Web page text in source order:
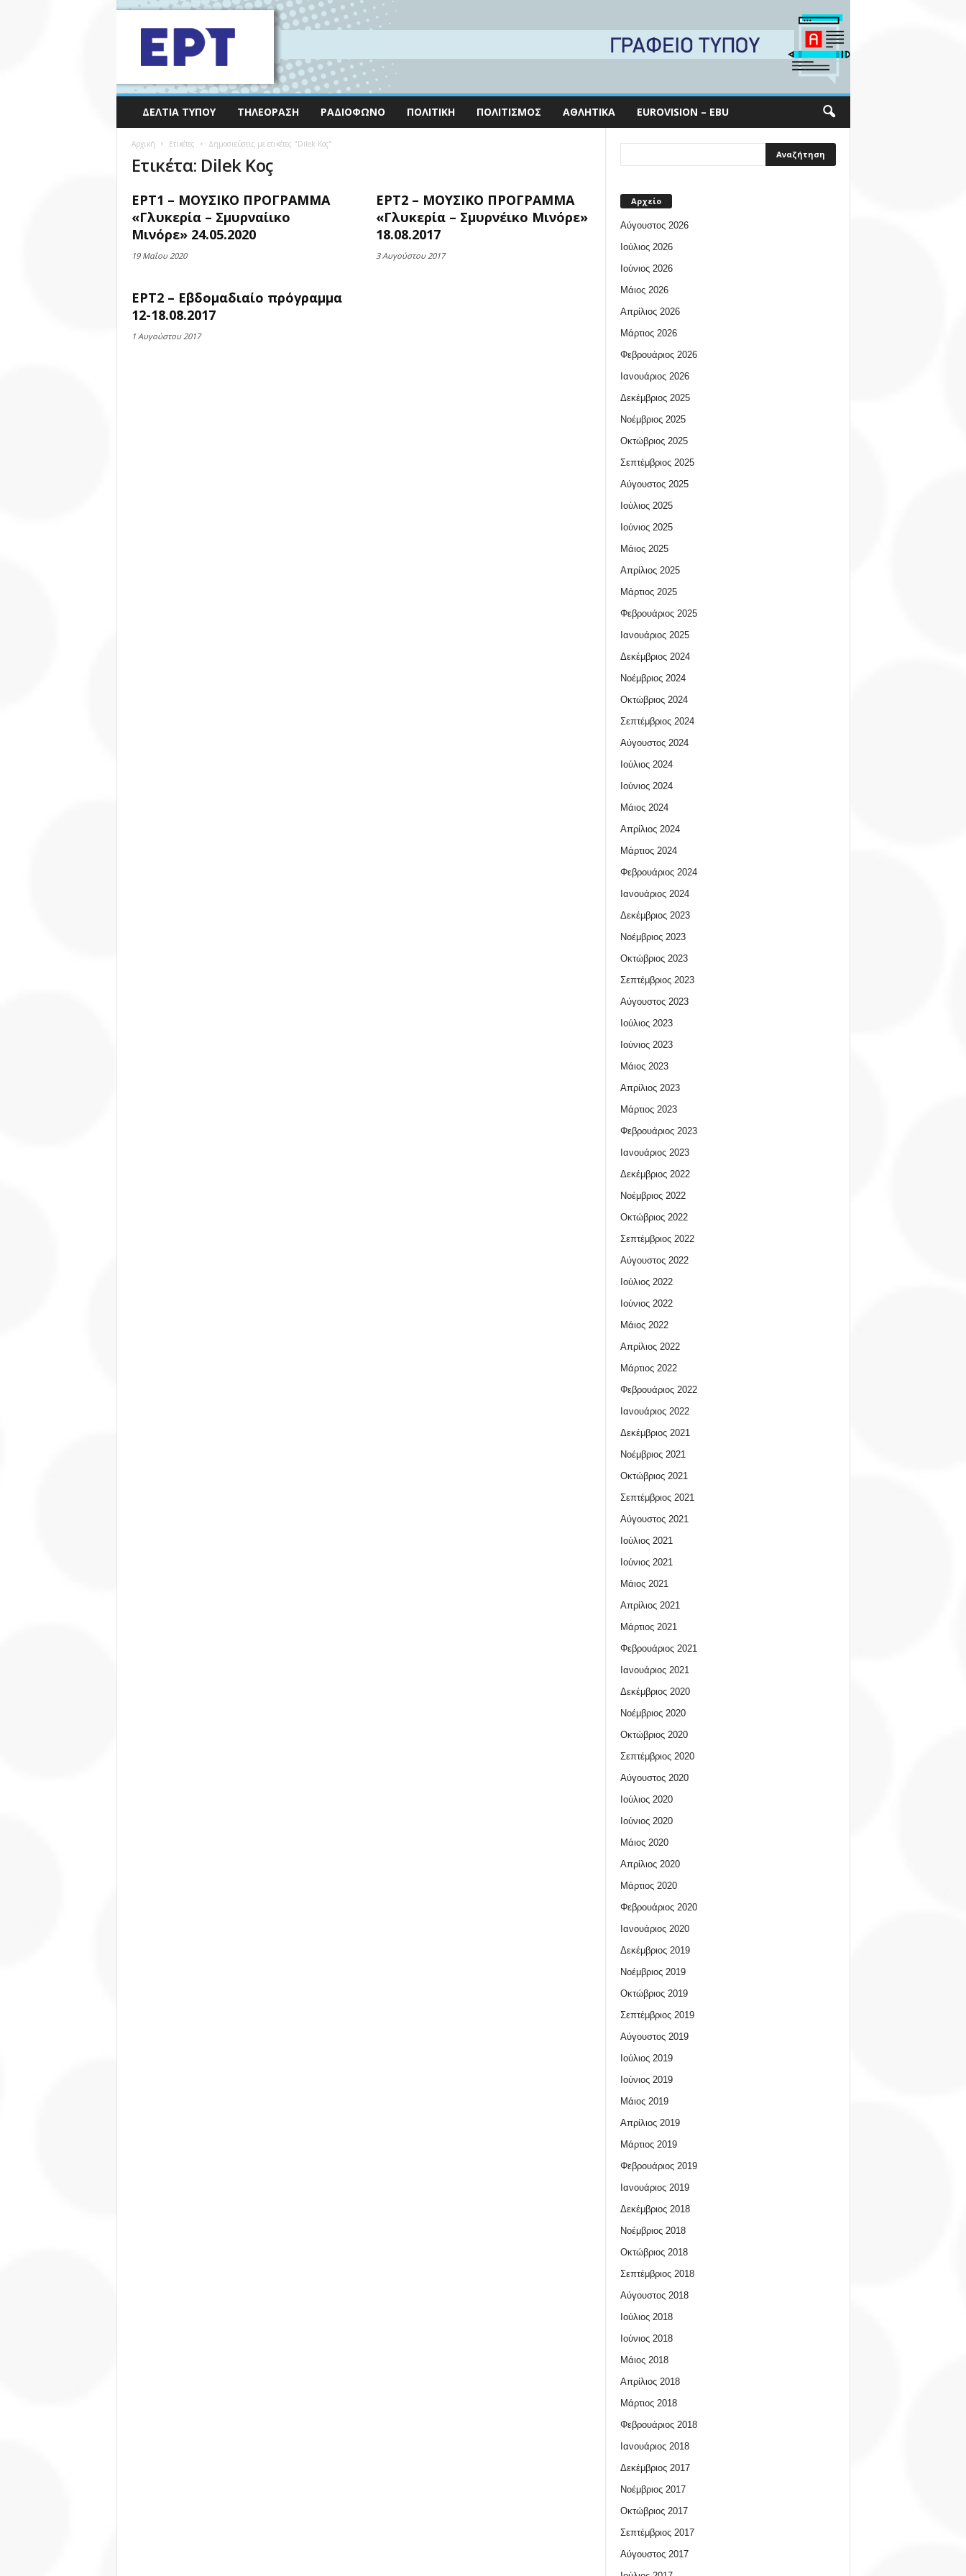
ΔΕΛΤΊΑ ΤΎΠΟΥ ΤΗΛΕΌΡΑΣΗ ΡΑΔΙΌΦΩΝΟ ΠΟΛΙΤΙΚΉ ΠΟΛΙΤΙΣΜΌΣ ΑΘΛΗΤΙΚΆ EUROVISION – EBU
Αρχική Ετικέτες Δημοσιεύσεις με ετικέτες "Dilek Koç"
Ετικέτα: Dilek Koç
ΕΡΤ1 – ΜΟΥΣΙΚΟ ΠΡΟΓΡΑΜΜΑ
«Γλυκερία – Σμυρναίικο
Μινόρε» 24.05.2020
19 Μαΐου 2020
ΕΡΤ2 – ΜΟΥΣΙΚΟ ΠΡΟΓΡΑΜΜΑ
«Γλυκερία – Σμυρνέικο Μινόρε»
18.08.2017
3 Αυγούστου 2017
ΕΡΤ2 – Εβδομαδιαίο πρόγραμμα
12-18.08.2017
1 Αυγούστου 2017
Αρχείο
Αύγουστος 2026
Ιούλιος 2026
Ιούνιος 2026
Μάιος 2026
Απρίλιος 2026
Μάρτιος 2026
Φεβρουάριος 2026
Ιανουάριος 2026
Δεκέμβριος 2025
Νοέμβριος 2025
Οκτώβριος 2025
Σεπτέμβριος 2025
Αύγουστος 2025
Ιούλιος 2025
Ιούνιος 2025
Μάιος 2025
Απρίλιος 2025
Μάρτιος 2025
Φεβρουάριος 2025
Ιανουάριος 2025
Δεκέμβριος 2024
Νοέμβριος 2024
Οκτώβριος 2024
Σεπτέμβριος 2024
Αύγουστος 2024
Ιούλιος 2024
Ιούνιος 2024
Μάιος 2024
Απρίλιος 2024
Μάρτιος 2024
Φεβρουάριος 2024
Ιανουάριος 2024
Δεκέμβριος 2023
Νοέμβριος 2023
Οκτώβριος 2023
Σεπτέμβριος 2023
Αύγουστος 2023
Ιούλιος 2023
Ιούνιος 2023
Μάιος 2023
Απρίλιος 2023
Μάρτιος 2023
Φεβρουάριος 2023
Ιανουάριος 2023
Δεκέμβριος 2022
Νοέμβριος 2022
Οκτώβριος 2022
Σεπτέμβριος 2022
Αύγουστος 2022
Ιούλιος 2022
Ιούνιος 2022
Μάιος 2022
Απρίλιος 2022
Μάρτιος 2022
Φεβρουάριος 2022
Ιανουάριος 2022
Δεκέμβριος 2021
Νοέμβριος 2021
Οκτώβριος 2021
Σεπτέμβριος 2021
Αύγουστος 2021
Ιούλιος 2021
Ιούνιος 2021
Μάιος 2021
Απρίλιος 2021
Μάρτιος 2021
Φεβρουάριος 2021
Ιανουάριος 2021
Δεκέμβριος 2020
Νοέμβριος 2020
Οκτώβριος 2020
Σεπτέμβριος 2020
Αύγουστος 2020
Ιούλιος 2020
Ιούνιος 2020
Μάιος 2020
Απρίλιος 2020
Μάρτιος 2020
Φεβρουάριος 2020
Ιανουάριος 2020
Δεκέμβριος 2019
Νοέμβριος 2019
Οκτώβριος 2019
Σεπτέμβριος 2019
Αύγουστος 2019
Ιούλιος 2019
Ιούνιος 2019
Μάιος 2019
Απρίλιος 2019
Μάρτιος 2019
Φεβρουάριος 2019
Ιανουάριος 2019
Δεκέμβριος 2018
Νοέμβριος 2018
Οκτώβριος 2018
Σεπτέμβριος 2018
Αύγουστος 2018
Ιούλιος 2018
Ιούνιος 2018
Μάιος 2018
Απρίλιος 2018
Μάρτιος 2018
Φεβρουάριος 2018
Ιανουάριος 2018
Δεκέμβριος 2017
Νοέμβριος 2017
Οκτώβριος 2017
Σεπτέμβριος 2017
Αύγουστος 2017